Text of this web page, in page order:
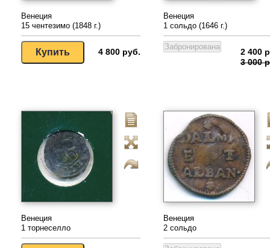
Венеция
15 чентезимо (1848 г.)
4 800 руб.
Венеция
1 сольдо (1646 г.)
2 400
3 000
Венеция
1 торнеселло
Венеция
2 сольдо